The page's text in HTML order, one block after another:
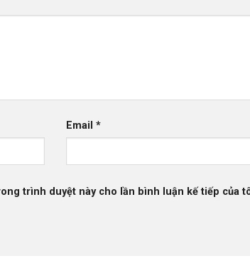
Email*
trình duyệt này cho lần bình luận kế tiếp của